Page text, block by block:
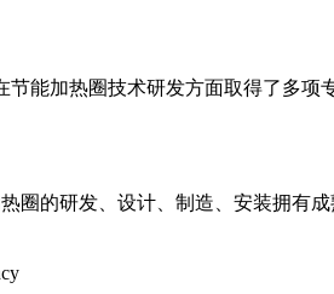
能加热圈技术研发方面取得了多项
圈的研发、设计、制造、安装拥有